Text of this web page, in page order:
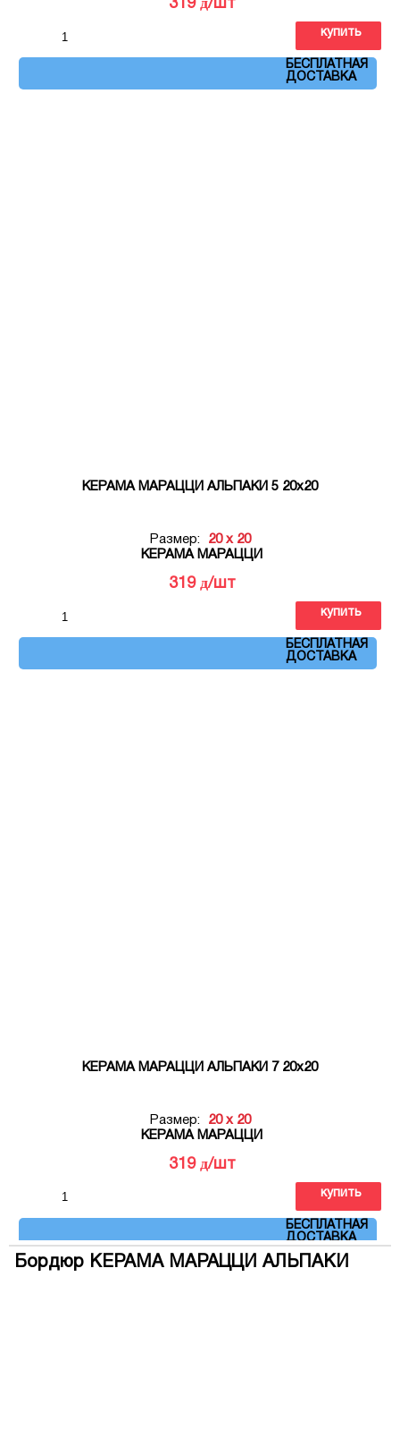
319 /шт
БЕСПЛАТНАЯ
ДОСТАВКА
купить
КЕРАМА МАРАЦЦИ АЛЬПАКИ 5 20х20
Размер:
20 x 20
КЕРАМА МАРАЦЦИ
319 д/шт
БЕСПЛАТНАЯ
ДОСТАВКА
купить
КЕРАМА МАРАЦЦИ АЛЬПАКИ 7 20х20
Размер:
20 x 20
КЕРАМА МАРАЦЦИ
319 д/шт
БЕСПЛАТНАЯ
ДОСТАВКА
купить
Бордюр КЕРАМА МАРАЦЦИ АЛЬПАКИ